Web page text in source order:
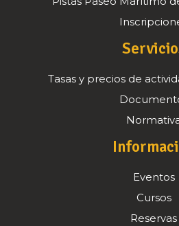
Tasas y precios de
Eventos
Cursos
Reservas